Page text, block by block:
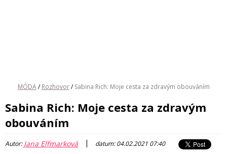
MÓDA / Rozhovor / Sabina Rich: Moje cesta za zdravým obouváním
Sabina Rich: Moje cesta za zdravým
obouváním
Autor:Jana Elfmarková | datum: 04.02.2021 07:40